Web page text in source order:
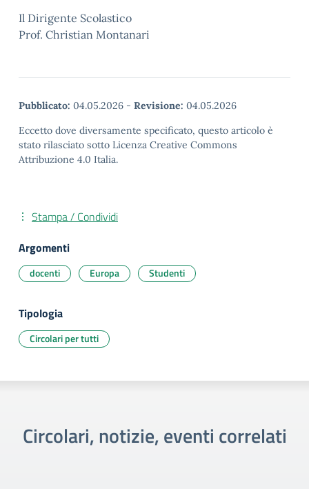
Il Dirigente Scolastico
Prof. Christian Montanari
Pubblicato: 04.05.2026 - Revisione: 04.05.2026
Eccetto dove diversamente specificato, questo articolo è
stato rilasciato sotto Licenza Creative Commons
Attribuzione 4.0 Italia.
Stampa / Condividi
Argomenti
docenti Europa Studenti
Tipologia
Circolari per tutti
Circolari, notizie, eventi correlati